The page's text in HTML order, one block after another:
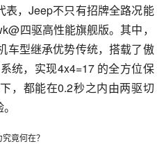
，Jeep不只有招牌全路况能
四驱高性能旗舰版。其中，
车型继承优势传统，搭载了傲
统，实现4x4=17 的全方位保
，都能在0.2秒之内由两驱切